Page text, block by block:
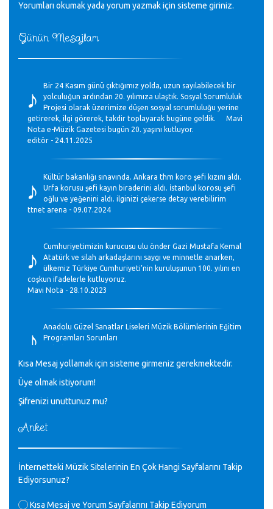
Günün Mesajları
♪
Bir 24 Kasım günü çıktığımız yolda, uzun sayılabilecek bir
yolculuğun ardından 20. yılımıza ulaştık. Sosyal Sorumluluk
Projesi olarak üzerimize düşen sosyal sorumluluğu yerine
getirerek, ilgi görerek, takdir toplayarak bugüne geldik. Mavi
Nota e-Müzik Gazetesi bugün 20. yaşını kutluyor.
editör - 24.11.2025
♪
Kültür bakanlığı sınavında. Ankara thm koro şefi kızını aldı.
Urfa korusu şefi kayın biraderini aldı. İstanbul korosu şefi
oğlu ve yeğenini aldı. ilginizi çekerse detay verebilirim
ttnet arena - 09.07.2024
♪
Cumhuriyetimizin kurucusu ulu önder Gazi Mustafa Kemal
Atatürk ve silah arkadaşlarını saygı ve minnetle anarken,
ülkemiz Türkiye Cumhuriyeti’nin kuruluşunun 100. yılını en
coşkun ifadelerle kutluyoruz.
Mavi Nota - 28.10.2023
♪
Anadolu Güzel Sanatlar Liseleri Müzik Bölümlerinin Eğitim
Programları Sorunları
♪
GEÇMİŞ OLSUN TÜRKİYE!
Mavi Nota - 07.02.2023
♪
30 yıl sonra karşılaşmak çok güzel Kurtuluş, teveccüh
M.Semih Baylan - 08.01.2023
Değerli Müfit hocama en içten sevgi saygılarımı iletin
Kısa Mesaj yollamak için sisteme girmeniz gerekmektedir.
Üye olmak istiyorum!
Şifrenizi unuttunuz mu?
Anket
İnternetteki Müzik Sitelerinin En Çok Hangi Sayfalarını Takip
Ediyorsunuz?
Kısa Mesaj ve Yorum Sayfalarını Takip Ediyorum
Yorumları okumak yada yorum yazmak için sisteme giriniz.